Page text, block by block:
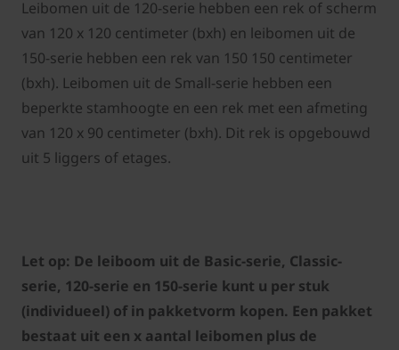
Leibomen uit de 120-serie hebben een rek of scherm
van 120 x 120 centimeter (bxh) en leibomen uit de
150-serie hebben een rek van 150 150 centimeter
(bxh). Leibomen uit de Small-serie hebben een
beperkte stamhoogte en een rek met een afmeting
van 120 x 90 centimeter (bxh). Dit rek is opgebouwd
uit 5 liggers of etages.
Let op: De leiboom uit de Basic-serie, Classic-
serie, 120-serie en 150-serie kunt u per stuk
(individueel) of in pakketvorm kopen. Een pakket
bestaat uit een x aantal leibomen plus de